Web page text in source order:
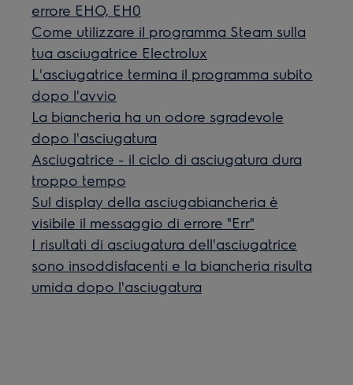
errore EHO, EH0
Come utilizzare il programma Steam sulla
tua asciugatrice Electrolux
L'asciugatrice termina il programma subito
dopo l'avvio
La biancheria ha un odore sgradevole
dopo l'asciugatura
Asciugatrice - il ciclo di asciugatura dura
troppo tempo
Sul display della asciugabiancheria è
visibile il messaggio di errore "Err"
I risultati di asciugatura dell'asciugatrice
sono insoddisfacenti e la biancheria risulta
umida dopo l'asciugatura